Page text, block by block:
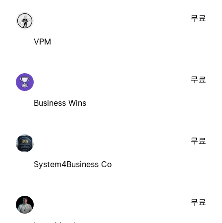
VPM
무료
Business Wins
무료
System4Business Co
무료
무료